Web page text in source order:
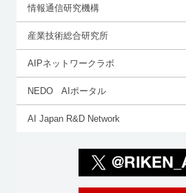
情報通信研究機構
産業技術総合研究所
AIPネットワークラボ
NEDO AIポータル
AI Japan R&D Network